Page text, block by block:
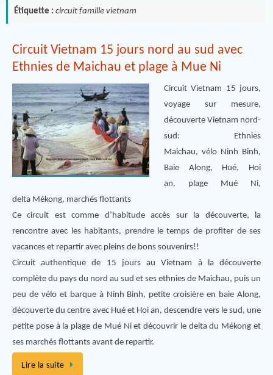
Étiquette : circuit famille vietnam
Circuit Vietnam 15 jours nord au sud avec
Ethnies de Maichau et plage à Mue Ni
Circuit Vietnam 15 jours,
voyage sur mesure,
découverte Vietnam nord-
sud: Ethnies
Maichau, vélo Ninh Binh,
Baie Along, Hué, Hoi
an, plage Mué Ni,
delta Mékong, marchés flottants
Ce circuit est comme d’habitude accès sur la découverte, la
rencontre avec les habitants, prendre le temps de profiter de ses
vacances et repartir avec pleins de bons souvenirs!!
Circuit authentique de 15 jours au Vietnam à la découverte
complète du pays du nord au sud et ses ethnies de Maichau, puis un
peu de vélo et barque à Ninh Binh, petite croisière en baie Along,
découverte du centre avec Hué et Hoi an, descendre vers le sud, une
petite pose à la plage de Mué Ni et découvrir le delta du Mékong et
ses marchés flottants avant de repartir.
Lire la suite